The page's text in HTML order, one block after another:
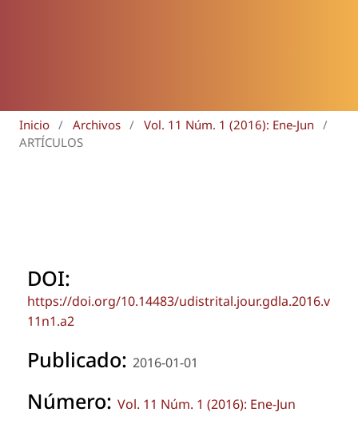
Inicio / Archivos / Vol. 11 Núm. 1 (2016): Ene-Jun
/
ARTÍCULOS
DOI:
https://doi.org/10.14483/udistrital.jour.gdla.2016.v
11n1.a2
Publicado: 2016-01-01
Número: Vol. 11 Núm. 1 (2016): Ene-Jun